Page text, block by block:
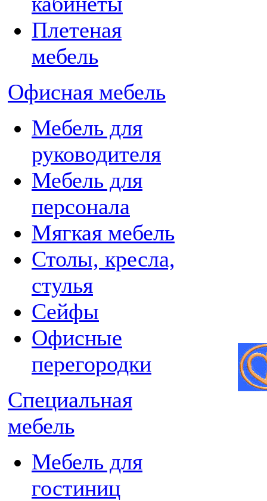
Плетеная
мебель
Офисная мебель
Мебель для
руководителя
Мебель для
персонала
Мягкая мебель
Столы, кресла,
стулья
Сейфы
Офисные
перегородки
Специальная
мебель
Мебель для
гостиниц